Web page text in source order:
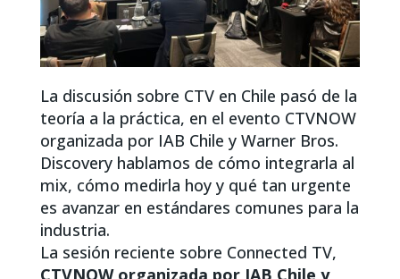
La discusión sobre CTV en Chile pasó de la
teoría a la práctica, en el evento CTVNOW
organizada por IAB Chile y Warner Bros.
Discovery hablamos de cómo integrarla al
mix, cómo medirla hoy y qué tan urgente
es avanzar en estándares comunes para la
industria.
La sesión reciente sobre Connected TV,
CTVNOW organizada por IAB Chile y